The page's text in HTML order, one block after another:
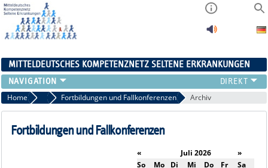
MITTELDEUTSCHES KOMPETENZNETZ SELTENE ERKRANKUNGEN
ÜBERSICHT
A-ZENTRUM
FACHZENTREN
Home AktuellesFortbildungen und Fallkonferenzen Archiv
Fortbildungen und Fallkonferenzen
« Juli 2026
»
So
Mo Di Mi Do Fr
Sa